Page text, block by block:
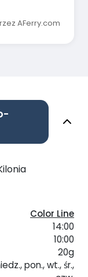
AFerry.com
Color Line
14:00
10:00
20g
pon., wt., śr.,